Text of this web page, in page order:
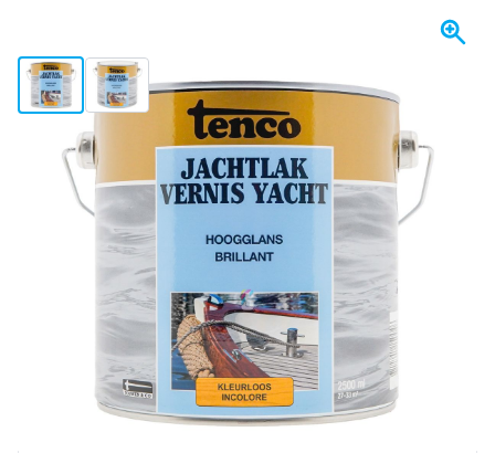
View larger imageView larger image
Spedito domani
47,48 €
Aggiungi al Carrello
Ordina entro le 23:59,spedito domani
Spedizione gratuitada 150,- €
100 giorniper resi & cambi
Recensioni dei clienti:4,58/5(7.078 recensioni)